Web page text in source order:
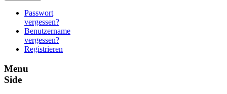
Passwort
vergessen?
Benutzername
vergessen?
Registrieren
Menu
Side